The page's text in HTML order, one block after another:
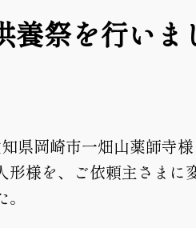
祭を行いま
岡崎市一畑山薬師寺様
形様を、ご依頼主さまに